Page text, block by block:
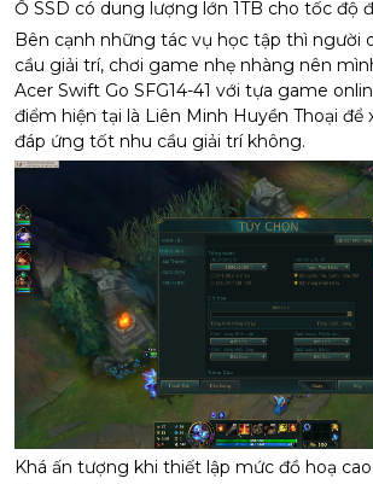
Ổ SSD có dung lượng lớn 1TB cho tốc độ
Bên cạnh những tác vụ học tập thì người
cầu giải trí, chơi game nhẹ nhàng nên
Acer Swift Go SFG14-41 với tựa game
điểm hiện tại là Liên Minh Huyền Thoại
đáp ứng tốt nhu cầu giải trí không.
Khá ấn tượng khi thiết lập mức đồ hoạ